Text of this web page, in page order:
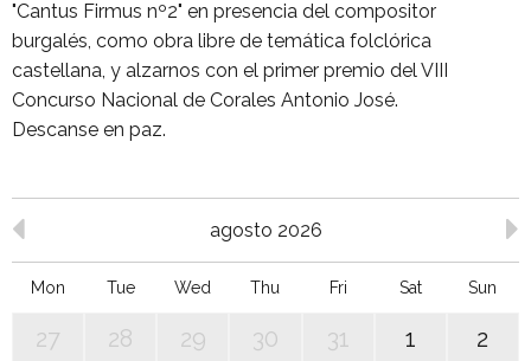
"Cantus Firmus nº2" en presencia del compositor
burgalés, como obra libre de temática folclórica
castellana, y alzarnos con el primer premio del VIII
Concurso Nacional de Corales Antonio José.
Descanse en paz.
agosto 2026
Mon Tue Wed Thu Fri Sat Sun
27 28 29 30 31 1
2